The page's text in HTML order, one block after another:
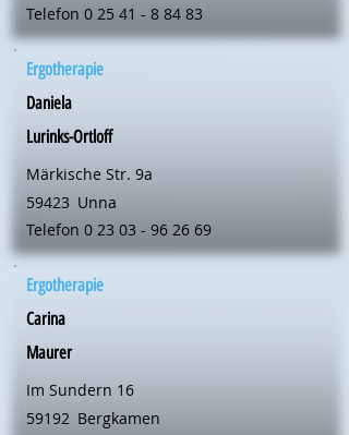
Telefon 0 25 41 - 8 84 83
Ergotherapie
Daniela
Lurinks-Ortloff
Märkische Str. 9a
59423 Unna
Telefon 0 23 03 - 96 26 69
Ergotherapie
Carina
Maurer
Im Sundern 16
59192 Bergkamen